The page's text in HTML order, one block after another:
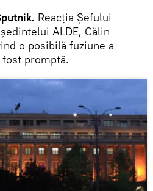
Reacția Șefului
ALDE, Călin
o posibilă fuziune a
fost promptă.